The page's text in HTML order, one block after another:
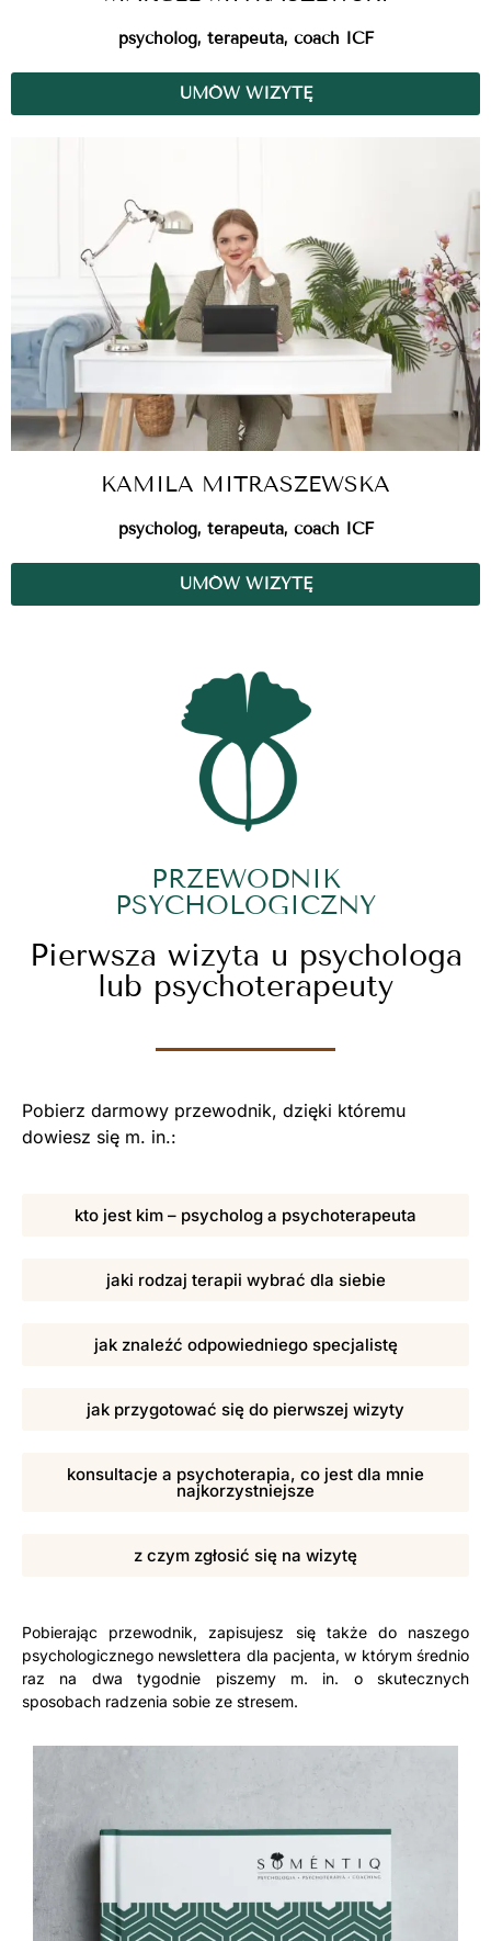
psycholog, terapeuta, coach ICF
UMÓW WIZYTĘ
KAMILA MITRASZEWSKA
psycholog, terapeuta, coach ICF
UMÓW WIZYTĘ
PRZEWODNIK
PSYCHOLOGICZNY
Pierwsza wizyta u psychologa
lub psychoterapeuty
Pobierz darmowy przewodnik, dzięki któremu
dowiesz się m. in.:
kto jest kim – psycholog a psychoterapeuta
jaki rodzaj terapii wybrać dla siebie
jak znaleźć odpowiedniego specjalistę
jak przygotować się do pierwszej wizyty
konsultacje a psychoterapia, co jest dla mnie
najkorzystniejsze
z czym zgłosić się na wizytę
Pobierając przewodnik, zapisujesz się także do naszego
psychologicznego newslettera dla pacjenta, w którym średnio
raz na dwa tygodnie piszemy m. in. o skutecznych
sposobach radzenia sobie ze stresem.